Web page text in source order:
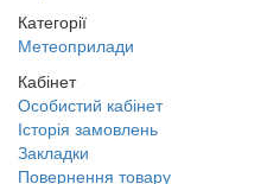
Категорії
Метеоприлади
Кабінет
Особистий кабінет
Історія замовлень
Закладки
Повернення товару